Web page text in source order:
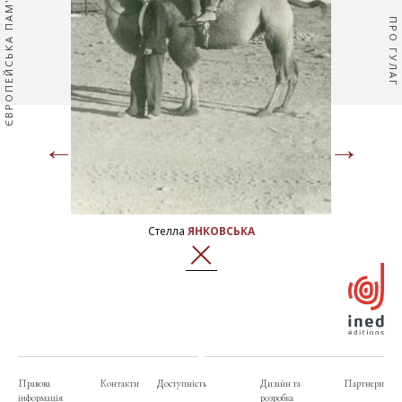
ЄВРОПЕЙСЬКА ПАМ'ЯТЬ ПРО ГУЛАГ
Page
précédente
←
Стелла ЯНКОВСЬКА
→
ЗАКРИТИ
Правова
інформація
Контакти Доступність
Дизайн та
розробка
Партнери